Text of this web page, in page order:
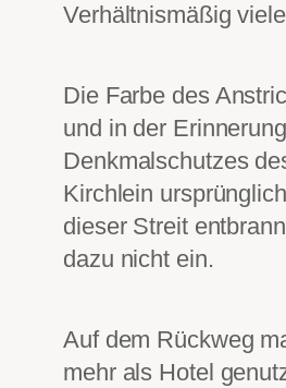
Verhältnismäßig
Die Farbe des
und in der
Denkmalschutzes
Kirchlein
dieser Streit
dazu nicht ein.
Auf dem Rückweg
mehr als Hotel